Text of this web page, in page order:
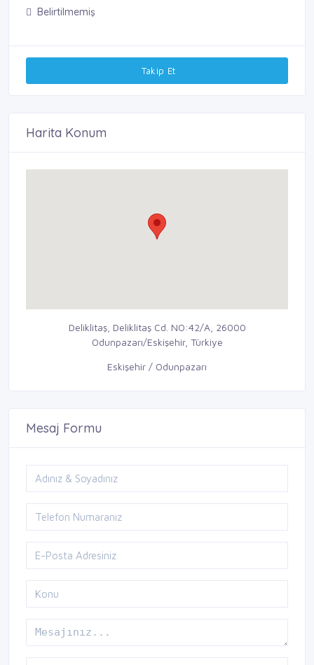
Belirtilmemiş
Takip Et
Harita Konum
Deliklitaş, Deliklitaş Cd. NO:42/A, 26000
Odunpazarı/Eskişehir, Türkiye
Eskişehir / Odunpazarı
Mesaj Formu